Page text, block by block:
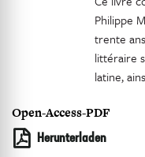
Philippe
trente
littéraire
latine,
Open-Access-PDF
Herunterladen